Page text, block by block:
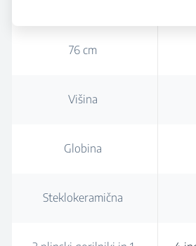
76 cm
Višina
Globina
Steklokeramična